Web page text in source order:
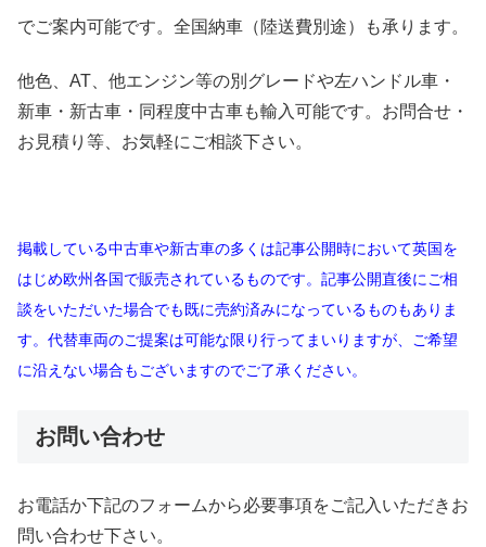
でご案内可能です。全国納車（陸送費別途）も承ります。
他色、AT、他エンジン等の別グレードや左ハンドル車・
新車・新古車・同程度中古車も輸入可能です。お問合せ・
お見積り等、お気軽にご相談下さい。
掲載している中古車や新古車の多くは記事公開時において英国を
はじめ欧州各国で販売されているものです。記事公開直後にご相
談をいただいた場合でも既に売約済みになっているものもありま
す。代替車両のご提案は可能な限り行ってまいりますが、ご希望
に沿えない場合もございますのでご了承ください。
お問い合わせ
お電話か下記のフォームから必要事項をご記入いただきお
問い合わせ下さい。